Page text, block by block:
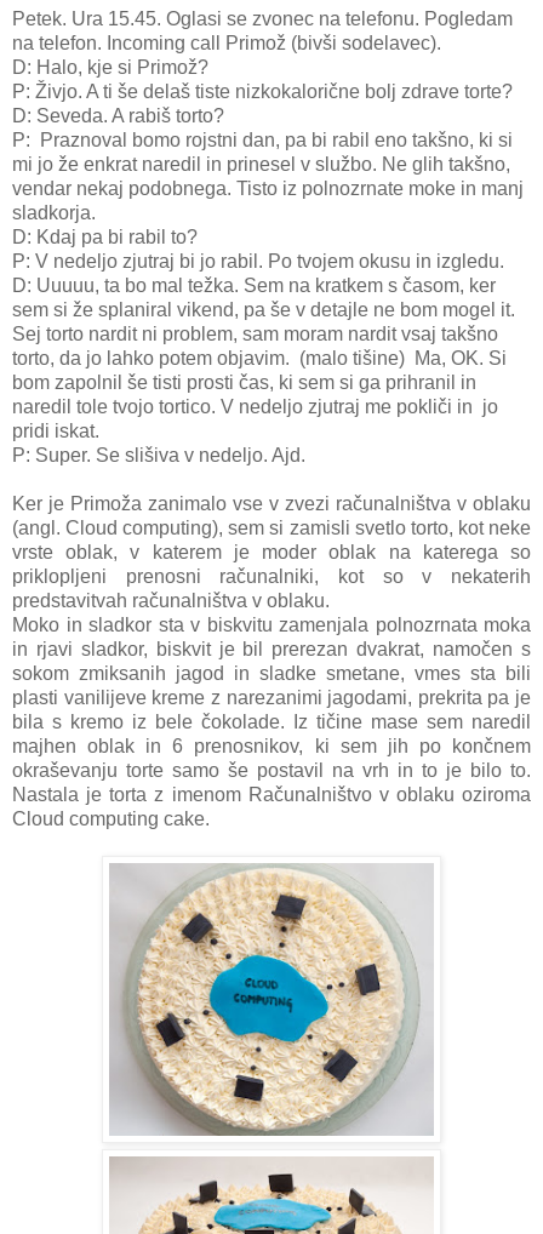
Petek. Ura 15.45. Oglasi se zvonec na telefonu. Pogledam
na telefon. Incoming call Primož (bivši sodelavec).
D: Halo, kje si Primož?
P: Živjo. A ti še delaš tiste nizkokalorične bolj zdrave torte?
D: Seveda. A rabiš torto?
P: Praznoval bomo rojstni dan, pa bi rabil eno takšno, ki si
mi jo že enkrat naredil in prinesel v službo. Ne glih takšno,
vendar nekaj podobnega. Tisto iz polnozrnate moke in manj
sladkorja.
D: Kdaj pa bi rabil to?
P: V nedeljo zjutraj bi jo rabil. Po tvojem okusu in izgledu.
D: Uuuuu, ta bo mal težka. Sem na kratkem s časom, ker
sem si že splaniral vikend, pa še v detajle ne bom mogel it.
Sej torto nardit ni problem, sam moram nardit vsaj takšno
torto, da jo lahko potem objavim. (malo tišine) Ma, OK. Si
bom zapolnil še tisti prosti čas, ki sem si ga prihranil in
naredil tole tvojo tortico. V nedeljo zjutraj me pokliči in jo
pridi iskat.
P: Super. Se slišiva v nedeljo. Ajd.
Ker je Primoža zanimalo vse v zvezi računalništva v oblaku
(angl. Cloud computing), sem si zamisli svetlo torto, kot neke
vrste oblak, v katerem je moder oblak na katerega so
priklopljeni prenosni računalniki, kot so v nekaterih
predstavitvah računalništva v oblaku.
Moko in sladkor sta v biskvitu zamenjala polnozrnata moka
in rjavi sladkor, biskvit je bil prerezan dvakrat, namočen s
sokom zmiksanih jagod in sladke smetane, vmes sta bili
plasti vanilijeve kreme z narezanimi jagodami, prekrita pa je
bila s kremo iz bele čokolade. Iz tičine mase sem naredil
majhen oblak in 6 prenosnikov, ki sem jih po končnem
okraševanju torte samo še postavil na vrh in to je bilo to.
Nastala je torta z imenom Računalništvo v oblaku oziroma
Cloud computing cake.